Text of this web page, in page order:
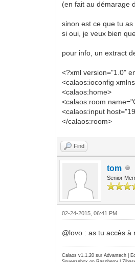
Feb 20
clock... DONE
Feb 20
(en fait au démarage
sinon est ce que tu
si oui, je veux bien
pour info, un extract
<?xml version="1.0"
<calaos:ioconfig
<calaos:home>
<calaos:room
<calaos:input
</calaos:room>
Find
tom
Senior
02-24-2015, 06:41 PM
@lovo : as tu accès
Calaos v1.1.20 sur Advantech |